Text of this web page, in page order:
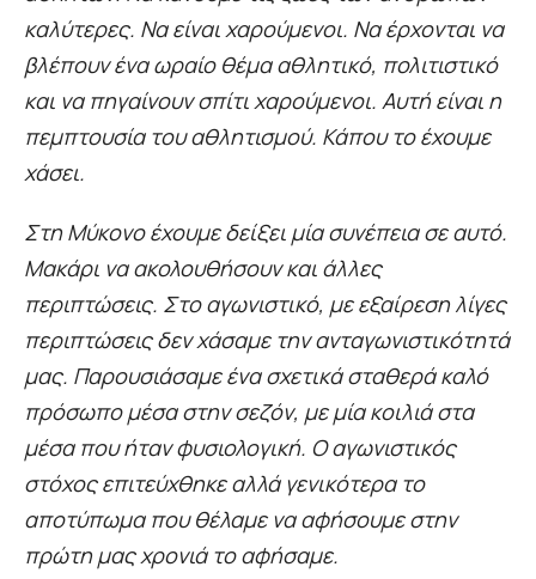
καλύτερες. Να είναι χαρούμενοι. Να έρχονται να
βλέπουν ένα ωραίο θέμα αθλητικό, πολιτιστικό
και να πηγαίνουν σπίτι χαρούμενοι. Αυτή είναι η
πεμπτουσία του αθλητισμού. Κάπου το έχουμε
χάσει.
Στη Μύκονο έχουμε δείξει μία συνέπεια σε αυτό.
Μακάρι να ακολουθήσουν και άλλες
περιπτώσεις. Στο αγωνιστικό, με εξαίρεση λίγες
περιπτώσεις δεν χάσαμε την ανταγωνιστικότητά
μας. Παρουσιάσαμε ένα σχετικά σταθερά καλό
πρόσωπο μέσα στην σεζόν, με μία κοιλιά στα
μέσα που ήταν φυσιολογική. Ο αγωνιστικός
στόχος επιτεύχθηκε αλλά γενικότερα το
αποτύπωμα που θέλαμε να αφήσουμε στην
πρώτη μας χρονιά το αφήσαμε.